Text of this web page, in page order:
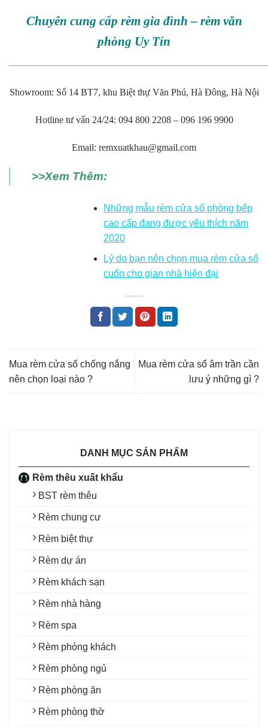
DANH MỤC SẢN PHẨM
Rèm thêu xuất khẩu
BST rèm thêu
Rèm chung cư
Rèm biệt thự
Rèm dự án
Rèm khách sạn
Rèm nhà hàng
Rèm spa
Rèm phòng khách
Rèm phòng ngủ
Rèm phòng ăn
Rèm phòng thờ
Chuyên cung cấp rèm gia đình – rèm văn
phòng Uy Tín
Showroom: Số 14 BT7, khu Biệt thự Văn Phú, Hà Đông, Hà Nội
Hotline tư vấn 24/24: 094 800 2208 – 096 196 9900
Email: remxuatkhau@gmail.com
>>Xem Thêm:
Những mẫu rèm cửa sổ phòng bếp
cao cấp đang được yêu thích năm
2020
Lý do bạn nên chọn mua rèm cửa sổ
cuốn cho gian nhà hiện đại
Mua rèm cửa sổ chống nắng
nên chọn loại nào ?
Mua rèm cửa sổ âm trần cần
lưu ý những gì ?